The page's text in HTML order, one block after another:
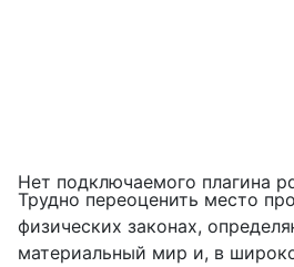
Нет подключаемого плагина
Трудно переоценить место
физических законах,
материальный мир и, в